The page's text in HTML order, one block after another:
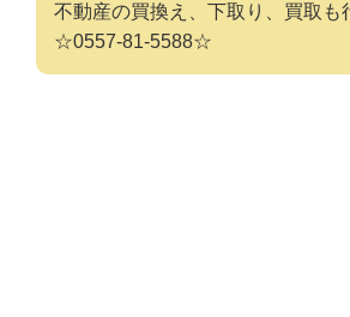
不動産の買換え、下取り、買取も
☆0557-81-5588☆